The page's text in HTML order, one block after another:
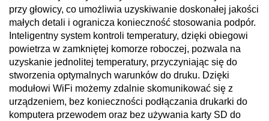
przy głowicy, co umożliwia uzyskiwanie doskonałej jakości
małych detali i ogranicza konieczność stosowania podpór.
Inteligentny system kontroli temperatury, dzięki obiegowi
powietrza w zamkniętej komorze roboczej, pozwala na
uzyskanie jednolitej temperatury, przyczyniając się do
stworzenia optymalnych warunków do druku. Dzięki
modułowi WiFi możemy zdalnie skomunikować się z
urządzeniem, bez konieczności podłączania drukarki do
komputera przewodem oraz bez używania karty SD do